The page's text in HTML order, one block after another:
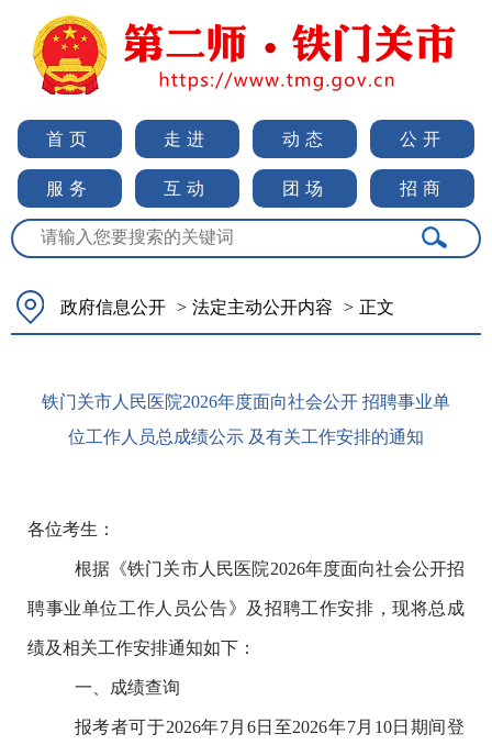
首页 走进 动态 公开
服务 互动 团场 招商
政府信息公开 > 法定主动公开内容 > 正文
铁门关市人民医院2026年度面向社会公开 招聘事业单
位工作人员总成绩公示 及有关工作安排的通知
各位考生：
根据《铁门关市人民医院2026年度面向社会公开招
聘事业单位工作人员公告》及招聘工作安排，现将总成
绩及相关工作安排通知如下：
一、成绩查询
报考者可于2026年7月 6日至2026年7月 10日期间登